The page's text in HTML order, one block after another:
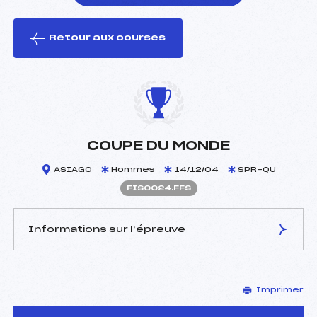
le ski
Retour aux courses
COUPE DU MONDE
ASIAGO Hommes 14/12/04 SPR-QU
FIS0024.FFS
Informations sur l’épreuve
–
D.T Adjoint :
–
Imprimer